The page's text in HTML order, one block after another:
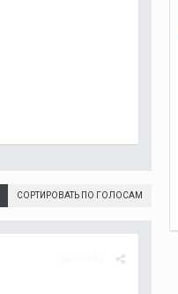
СОРТИРОВАТЬ ПО ГОЛОСАМ